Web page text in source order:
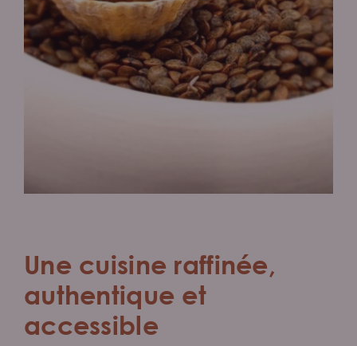
Une cuisine raffinée,
authentique et
accessible